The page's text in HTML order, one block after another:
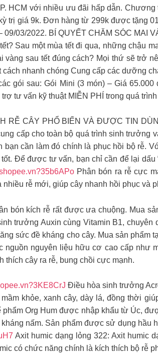
HCM với nhiều ưu đãi hấp dẫn.
trị giá 9k. Đơn hàng từ 299k được tặng
09/03/2022. BÍ QUYẾT CHĂM SÓC MAI
Sau một mùa tết đi qua, những chậu
vàng sau tết đúng cách? Mọi thứ sẽ trở
cách nhanh chóng Cung cấp các dưỡng
gói sau: Gói Mini (3 món) – Giá
tư vấn kỹ thuật MIỄN PHÍ trong quá
RỄ CÂY PHỔ BIẾN VÀ ĐƯỢC TIN
cấp cho toàn bộ quá trình sinh trưởng
bạn cần làm đó chính là phục hồi bộ rễ.
Để được tư vấn, bạn chỉ cần để lại
Phân bón ra rễ cực
rễ mới, giúp cây nhanh hồi phục và
bón kích rễ rất được ưa chuộng. Mua
trưởng Auxin cùng Vitamin B1,
sức đề kháng cho cây. Mua sản phẩm
nguyên liệu hữu cơ cao cấp như
thích cây ra rễ, bung chồi cực mạnh.
Điều hòa sinh trưởng
khỏe, xanh cây, dày lá, đồng thời
phẩm Org Hum được nhập khẩu từ Úc,
nấm. Sản phẩm được sử dụng hầu
Axit humic dạng lỏng 322: Axit humic
có chức năng chính là kích thích bộ rễ